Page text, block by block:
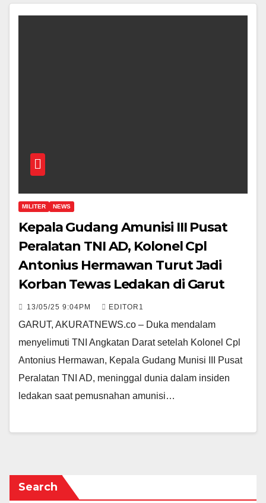
MILITER NEWS
Kepala Gudang Amunisi III Pusat
Peralatan TNI AD, Kolonel Cpl
Antonius Hermawan Turut Jadi
Korban Tewas Ledakan di Garut
13/05/25 9:04PM EDITOR1
GARUT, AKURATNEWS.co – Duka mendalam
menyelimuti TNI Angkatan Darat setelah Kolonel Cpl
Antonius Hermawan, Kepala Gudang Munisi III Pusat
Peralatan TNI AD, meninggal dunia dalam insiden
ledakan saat pemusnahan amunisi…
Search